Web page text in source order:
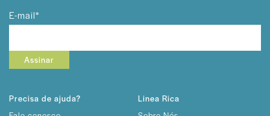
E-mail*
Assinar
Precisa de ajuda?
Linea Rica